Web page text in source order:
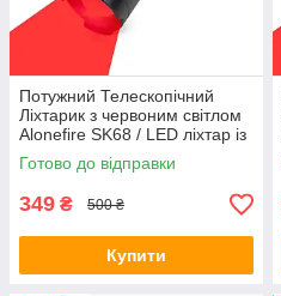
Потужний Телескопічний
Ліхтарик з червоним світлом
Alonefire SK68 / LED ліхтар із
зумом / один режим свічення
Готово до відправки
349 ₴ 500 ₴
Купити